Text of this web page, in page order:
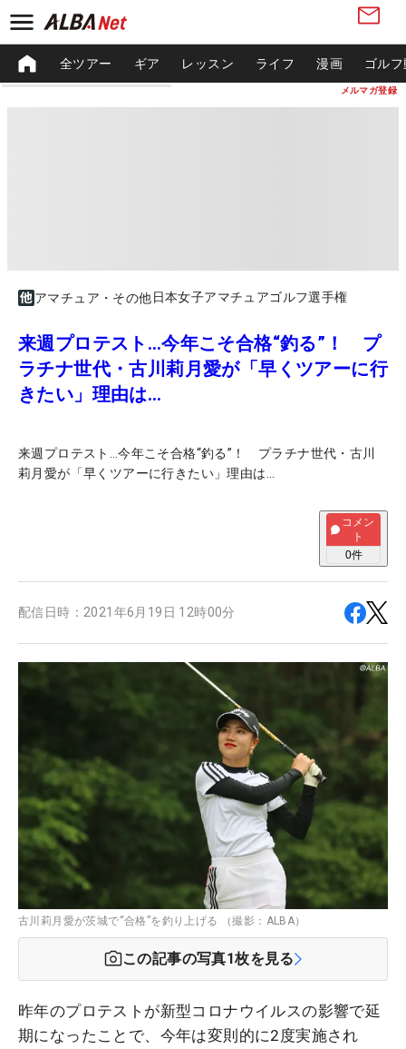
メルマガ登録
全ツアー ギア レッスン ライフ 漫画 ゴル
アマチュア・その他日本女子アマチュアゴルフ選手権
来週プロテスト…今年こそ合格“釣る”！ プ
ラチナ世代・古川莉月愛が「早くツアーに行
きたい」理由は…
来週プロテスト…今年こそ合格“釣る”！ プラチナ世代・古川
莉月愛が「早くツアーに行きたい」理由は…
コメン
ト
0件
配信日時： 2021年6月19日 12時00分
古川莉月愛が茨城で“合格”を釣り上げる （撮影：ALBA）
この記事の写真1枚を見る
昨年のプロテストが新型コロナウイルスの影響で延
期になったことで、今年は変則的に2度実施され